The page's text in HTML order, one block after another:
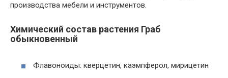
производства мебели и инструментов.
Химический состав растения Граб
обыкновенный
Флавоноиды: кверцетин, каэмпферол, мирицетин